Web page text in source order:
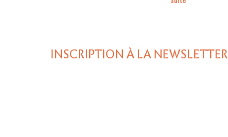
INSCRIPTION À LA NEWSLETTER